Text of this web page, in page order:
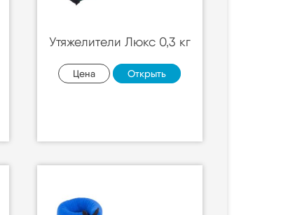
Утяжелители Люкс 0,3 кг
Цена Открыть